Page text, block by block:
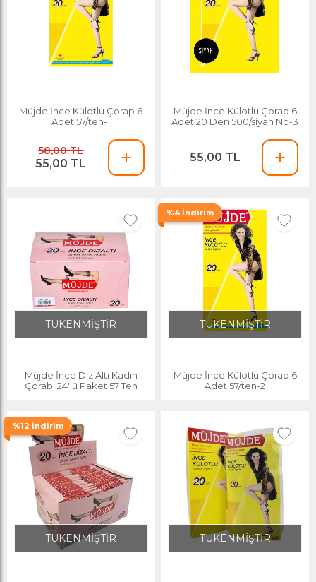
Müjde İnce Külotlu Çorap 6
Adet 57/ten-1
58,00 TL
55,00 TL
Müjde İnce Külotlu Çorap 6
Adet 20 Den 500/siyah No-3
55,00 TL
TÜKENMİŞTİR
Müjde İnce Diz Altı Kadın
Çorabı 24'lü Paket 57 Ten
%4 İndirim
TÜKENMİŞTİR
Müjde İnce Külotlu Çorap 6
Adet 57/ten-2
%12 İndirim
TÜKENMİŞTİR TÜKENMİŞTİR